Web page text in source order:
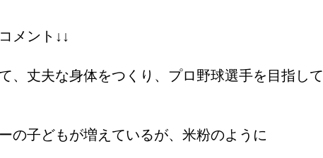
メント↓↓
、丈夫な身体をつくり、プロ野球選手を目指して
の子どもが増えているが、米粉のように